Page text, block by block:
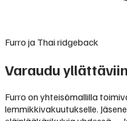
Furro ja Thai ridgeback
Varaudu
Furro on yhteisömallilla
lemmikkivakuutukselle.